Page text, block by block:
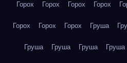
Горох Горох Горох Горох
Горох Горох Горох Груша
Груша Груша Груша Груша